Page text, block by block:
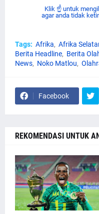
Klik ☝ untuk
agar anda tidak
Tags: Afrika Afrika
Berita Headline
Berita
News
Noko Matlou
Facebook
REKOMENDASI UNTUK